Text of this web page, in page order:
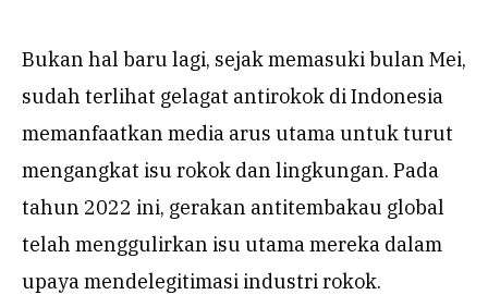
Bukan hal baru lagi, sejak memasuki bulan Mei,
sudah terlihat gelagat antirokok di Indonesia
memanfaatkan media arus utama untuk turut
mengangkat isu rokok dan lingkungan. Pada
tahun 2022 ini, gerakan antitembakau global
telah menggulirkan isu utama mereka dalam
upaya mendelegitimasi industri rokok.